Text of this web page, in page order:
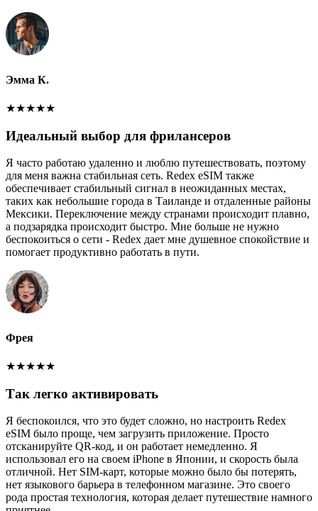
Эмма К.
★★★★★
Идеальный выбор для фрилансеров
Я часто работаю удаленно и люблю путешествовать, поэтому
для меня важна стабильная сеть. Redex eSIM также
обеспечивает стабильный сигнал в неожиданных местах,
таких как небольшие города в Таиланде и отдаленные районы
Мексики. Переключение между странами происходит плавно,
а подзарядка происходит быстро. Мне больше не нужно
беспокоиться о сети - Redex дает мне душевное спокойствие и
помогает продуктивно работать в пути.
Фрея
★★★★★
Так легко активировать
Я беспокоился, что это будет сложно, но настроить Redex
eSIM было проще, чем загрузить приложение. Просто
отсканируйте QR-код, и он работает немедленно. Я
использовал его на своем iPhone в Японии, и скорость была
отличной. Нет SIM-карт, которые можно было бы потерять,
нет языкового барьера в телефонном магазине. Это своего
рода простая технология, которая делает путешествие намного